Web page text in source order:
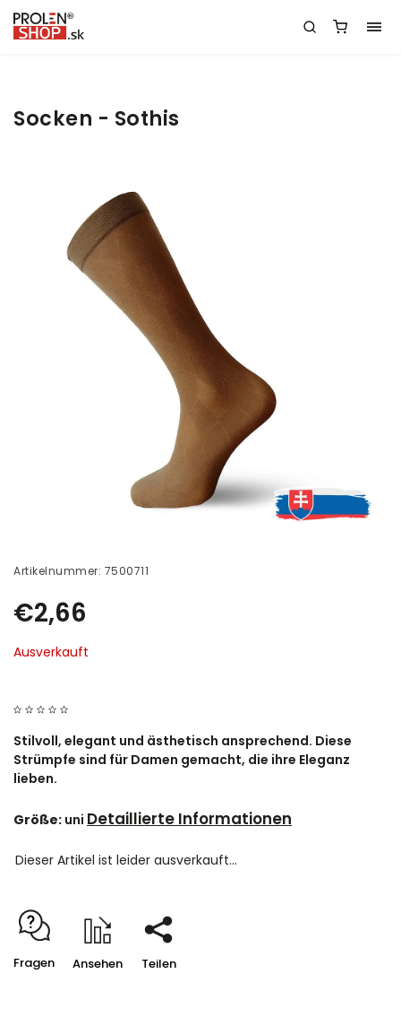
Socken - Sothis
Artikelnummer: 7500711
€2,66
Ausverkauft
Stilvoll, elegant und ästhetisch ansprechend. Diese
Strümpfe sind für Damen gemacht, die ihre Eleganz
lieben.
Größe: uni Detaillierte Informationen
Dieser Artikel ist leider ausverkauft…
Fragen Ansehen Teilen